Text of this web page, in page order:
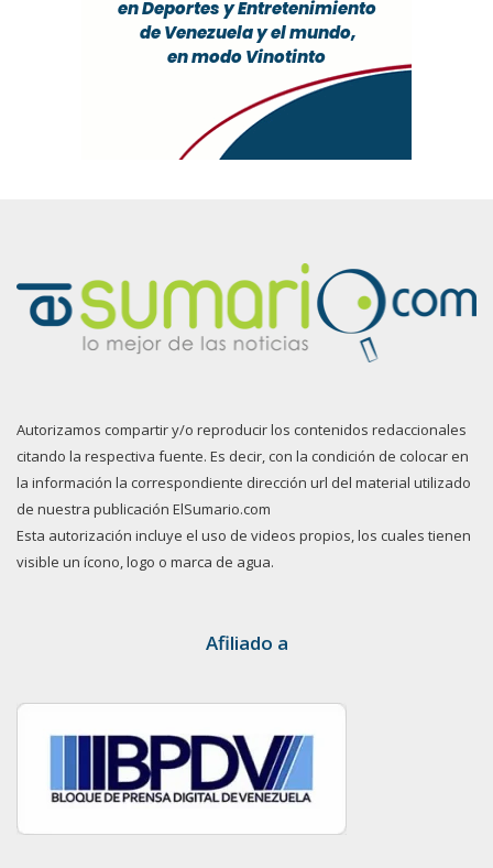
Autorizamos compartir y/o reproducir los contenidos redaccionales
citando la respectiva fuente. Es decir, con la condición de colocar en
la información la correspondiente dirección url del material utilizado
de nuestra publicación ElSumario.com
Esta autorización incluye el uso de videos propios, los cuales tienen
visible un ícono, logo o marca de agua.
Afiliado a